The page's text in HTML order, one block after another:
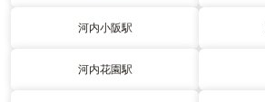
河内小阪駅
河内花園駅